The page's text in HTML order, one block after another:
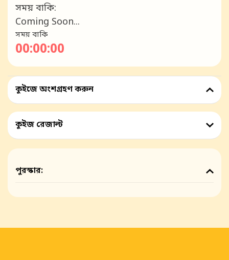
সময় বাকি:
Coming Soon...
সময় বাকি
00:00:00
কুইজে অংশগ্রহণ করুন
কুইজ রেজাল্ট
পুরস্কার: